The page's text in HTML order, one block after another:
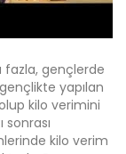
fazla, gençlerde
yapılan
kilo verimini
kilo verim